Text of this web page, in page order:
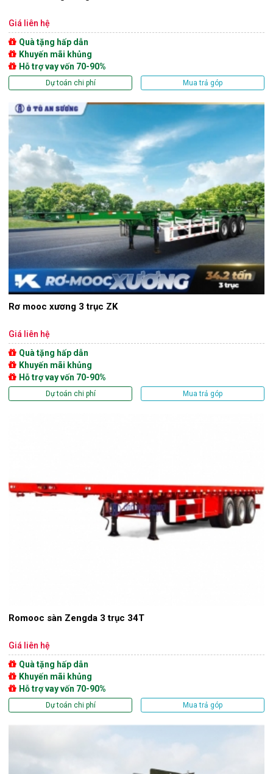
Giá liên hệ
Quà tặng hấp dẫn
Khuyến mãi khủng
Hỗ trợ vay vốn 70-90%
Dự toán chi phí Mua trả góp
Rơ mooc xương 3 trục ZK
Giá liên hệ
Quà tặng hấp dẫn
Khuyến mãi khủng
Hỗ trợ vay vốn 70-90%
Dự toán chi phí Mua trả góp
Romooc sàn Zengda 3 trục 34T
Giá liên hệ
Quà tặng hấp dẫn
Khuyến mãi khủng
Hỗ trợ vay vốn 70-90%
Dự toán chi phí Mua trả góp